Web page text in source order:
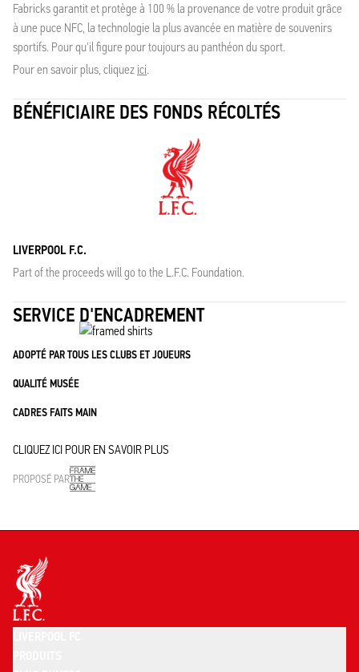
Fabricks garantit et protège à 100 % la provenance de votre produit grâce
à une puce NFC, la technologie la plus avancée en matière de souvenirs
sportifs. Pour qu'il figure pour toujours au panthéon du sport.
Pour en savoir plus, cliquez ici.
BÉNÉFICIAIRE DES FONDS RÉCOLTÉS
LIVERPOOL F.C.
Part of the proceeds will go to the L.F.C. Foundation.
SERVICE D'ENCADREMENT
ADOPTÉ PAR TOUS LES CLUBS ET JOUEURS
QUALITÉ MUSÉE
CADRES FAITS MAIN
CLIQUEZ ICI POUR EN SAVOIR PLUS
PROPOSÉ PAR